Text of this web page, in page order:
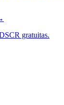
gratuitas.